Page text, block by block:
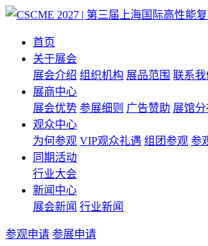
首页
关于展会
展会介绍 组织机构 展品范围 联系我
展商中心
展会优势 参展细则 广告赞助 展馆分
观众中心
为何参观 VIP观众礼遇 组团参观 参
同期活动
行业大会
新闻中心
展会新闻 行业新闻
参观申请 参展申请